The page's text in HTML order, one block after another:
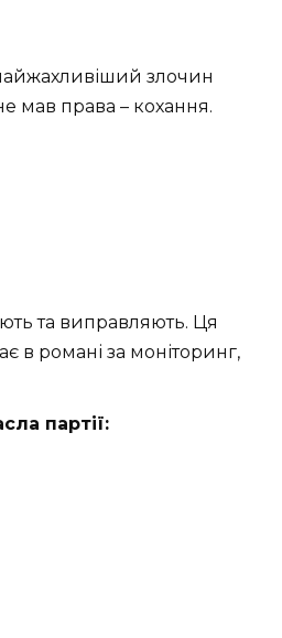
злочин
мав права – кохання.
та виправляють. Ця
в романі за моніторинг,
партії: